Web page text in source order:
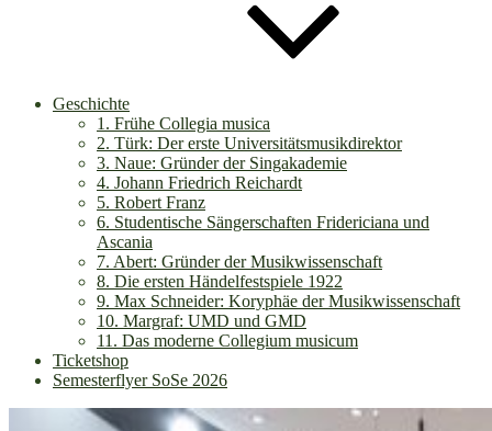
Geschichte
1. Frühe Collegia musica
2. Türk: Der erste Universitätsmusikdirektor
3. Naue: Gründer der Singakademie
4. Johann Friedrich Reichardt
5. Robert Franz
6. Studentische Sängerschaften Fridericiana und
Ascania
7. Abert: Gründer der Musikwissenschaft
8. Die ersten Händelfestspiele 1922
9. Max Schneider: Koryphäe der Musikwissenschaft
10. Margraf: UMD und GMD
11. Das moderne Collegium musicum
Ticketshop
Semesterflyer SoSe 2026